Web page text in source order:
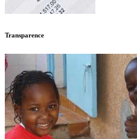
Transparence